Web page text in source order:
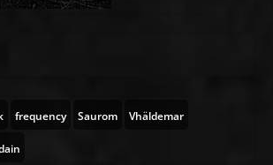
frequency Saurom Vhäldemar